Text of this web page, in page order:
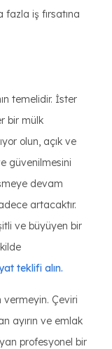
iş fırsatına
temelidir. İster
bir mülk
olun, açık ve
güvenilmesini
devam
artacaktır.
ve büyüyen bir
teklifi alın.
vermeyin. Çeviri
ayırın ve emlak
profesyonel bir